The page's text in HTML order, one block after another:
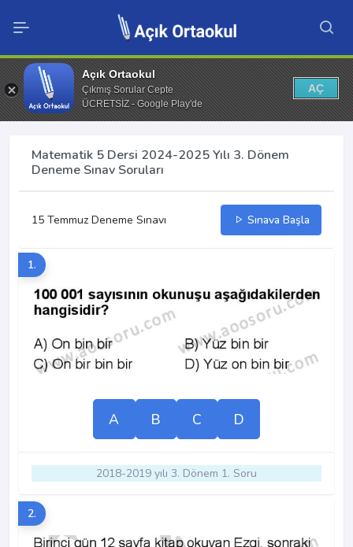
Açık Ortaokul
Çıkmış Sorular Cepte
ÜCRETSİZ - Google Play'de
AÇ
Matematik 5 Dersi 2024-2025 Yılı 3. Dönem
Deneme Sınav Soruları
15 Temmuz Deneme Sınavı Sınava Başla
1.
A B C D
2018-2019 yılı 3. Dönem 1. Soru
2.